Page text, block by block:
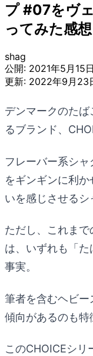
プ #07をヴ
ってみた感想
shag
公開: 2021年5月15日
更新: 2022年9月23
デンマークのた
るブランド、
フレーバー系シ
をギンギンに利
いを感じさせるシ
ただし、これま
は、いずれも「
事実。
筆者を含むヘビ
傾向があるのも特
このCHOICEシリ